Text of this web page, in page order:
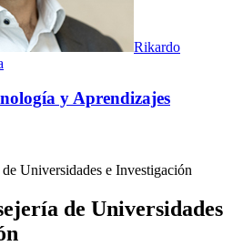
Rikardo
y Aprendizajes
Universidades e Investigación
de Universidades